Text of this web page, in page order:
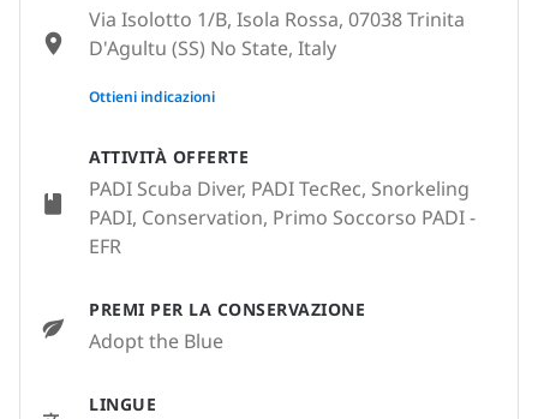
ATTIVITÀ OFFERTE
PADI Scuba Diver, PADI TecRec, Snorkeling
PADI, Conservation, Primo Soccorso PADI -
EFR
PREMI PER LA CONSERVAZIONE
Adopt the Blue
LINGUE
Via Isolotto 1/B, Isola Rossa, 07038 Trinita
D'Agultu (SS) No State, Italy
None
Ottieni indicazioni